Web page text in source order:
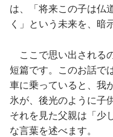
は、「将来この子は仏
く」という未来を、暗
ここで思い出される
短篇です。このお話で
車に乗っていると、我
氷が、後光のように子
それを見た父親は「少
な言葉を述べます。